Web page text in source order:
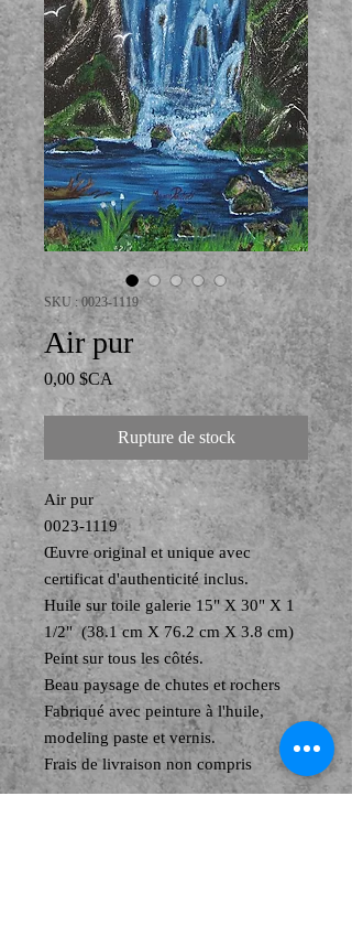
SKU : 0023-1119
Air pur
0,00 $CAPrix
Rupture de stock
Air pur
0023-1119
Œuvre original et unique avec
certificat d'authenticité inclus.
Huile sur toile galerie 15" X 30" X 1
1/2" (38.1 cm X 76.2 cm X 3.8 cm)
Peint sur tous les côtés.
Beau paysage de chutes et rochers
Fabriqué avec peinture à l'huile,
modeling paste et vernis.
Frais de livraison non compris